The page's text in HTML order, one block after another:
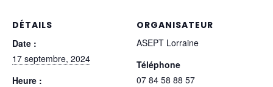
DÉTAILS
Date :
17 septembre, 2024
Heure :
ORGANISATEUR
ASEPT Lorraine
Téléphone
07 84 58 88 57